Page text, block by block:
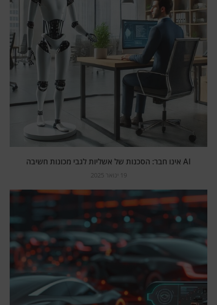
AI אינו חבר: הסכנות של אשליות לגבי מכונות חשיבה
19 ינואר 2025